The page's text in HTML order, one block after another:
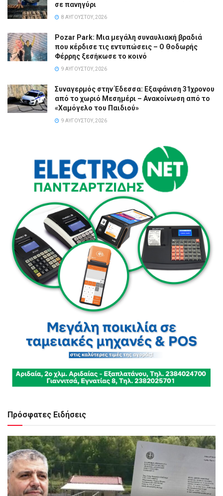
σε πανηγύρι
8 ΑΥΓΟΎΣΤΟΥ, 2026
Pozar Park: Μια μεγάλη συναυλιακή βραδιά
που κέρδισε τις εντυπώσεις – Ο Θοδωρής
Φέρρης ξεσήκωσε το κοινό
9 ΑΥΓΟΎΣΤΟΥ, 2026
Συναγερμός στην Έδεσσα: Εξαφάνιση 31χρονου
από το χωριό Μεσημέρι – Ανακοίνωση από το
«Χαμόγελο του Παιδιού»
9 ΑΥΓΟΎΣΤΟΥ, 2026
Πρόσφατες Ειδήσεις